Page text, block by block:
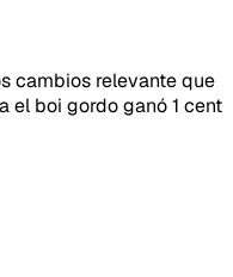
cambios relevante que
el boi gordo ganó 1 cent